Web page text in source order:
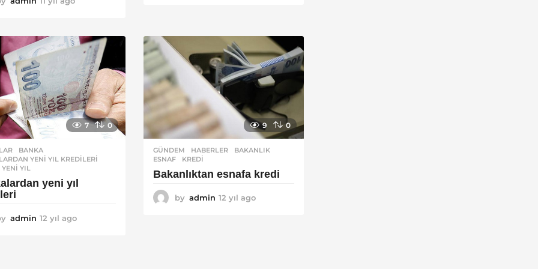
ı
l
o
g
o
7 0
BANKA
YENI YIL KREDILERI
,YENI YIL
yeni yıl
admin 12 yıl ago
9 0
GÜNDEM ,HABERLER BAKANLIK
ESNAF
,KREDI
Bakanlıktan esnafa kredi
by admin 12 yıl ago1